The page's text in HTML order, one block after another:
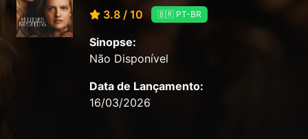
3.8 / 10 🇧🇷 PT-BR
Sinopse:
Não Disponível
Data de Lançamento:
16/03/2026